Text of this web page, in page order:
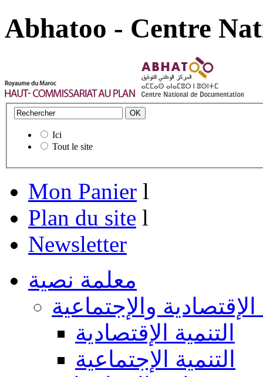
Abhatoo - Centre
Ici
Tout le site
Mon Panier l
Plan du site l
Newsletter
معلمة نصية
الإقتصادية والإجتماعية
التنمية الإقتصادية
التنمية الإجتماعية